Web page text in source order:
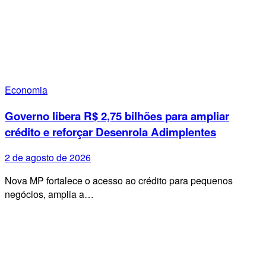
Economia
Governo libera R$ 2,75 bilhões para ampliar
crédito e reforçar Desenrola Adimplentes
2 de agosto de 2026
Nova MP fortalece o acesso ao crédito para pequenos
negócios, amplia a…